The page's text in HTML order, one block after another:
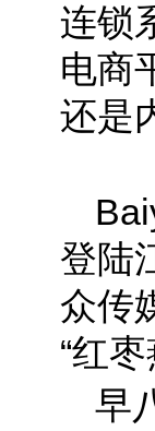
连锁
电商
还是
登陆
众传
“红
早